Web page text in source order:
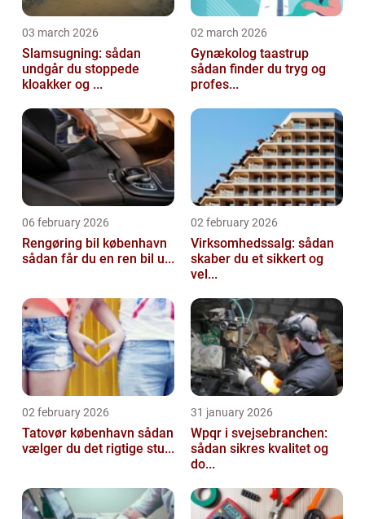
03 march 2026
Slamsugning: sådan
undgår du stoppede
kloakker og ...
02 march 2026
Gynækolog taastrup
sådan finder du tryg og
profes...
06 february 2026
Rengøring bil københavn
sådan får du en ren bil u...
02 february 2026
Virksomhedssalg: sådan
skaber du et sikkert og
vel...
02 february 2026
Tatovør københavn sådan
vælger du det rigtige stu...
31 january 2026
Wpqr i svejsebranchen:
sådan sikres kvalitet og
do...